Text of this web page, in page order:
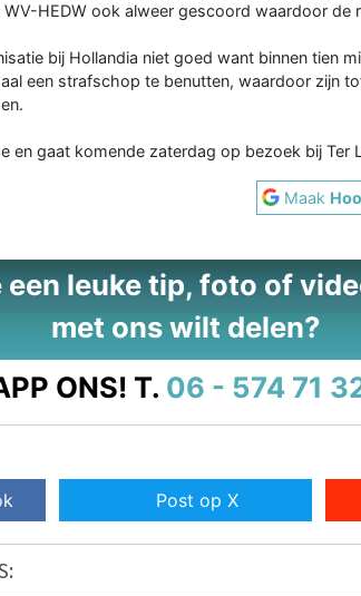
HEDW ook alweer gescoord waardoor de
bij Hollandia niet goed want binnen tien
een strafschop te benutten, waardoor zijn
en gaat komende zaterdag op bezoek bij Ter
Maak
een leuke tip, foto of
met ons wilt delen?
ONS! T. 06 - 574 71
Post op X